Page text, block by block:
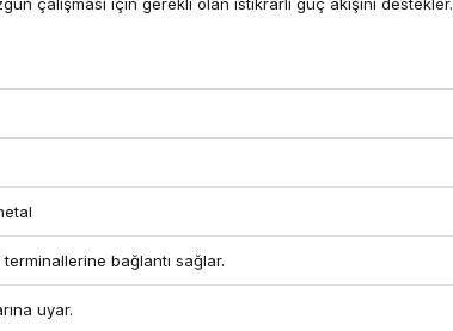
bağlantı sağlar.
uyar.